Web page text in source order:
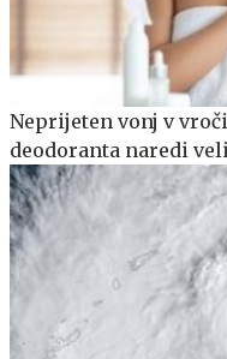
Neprijeten vonj v
deodoranta naredi